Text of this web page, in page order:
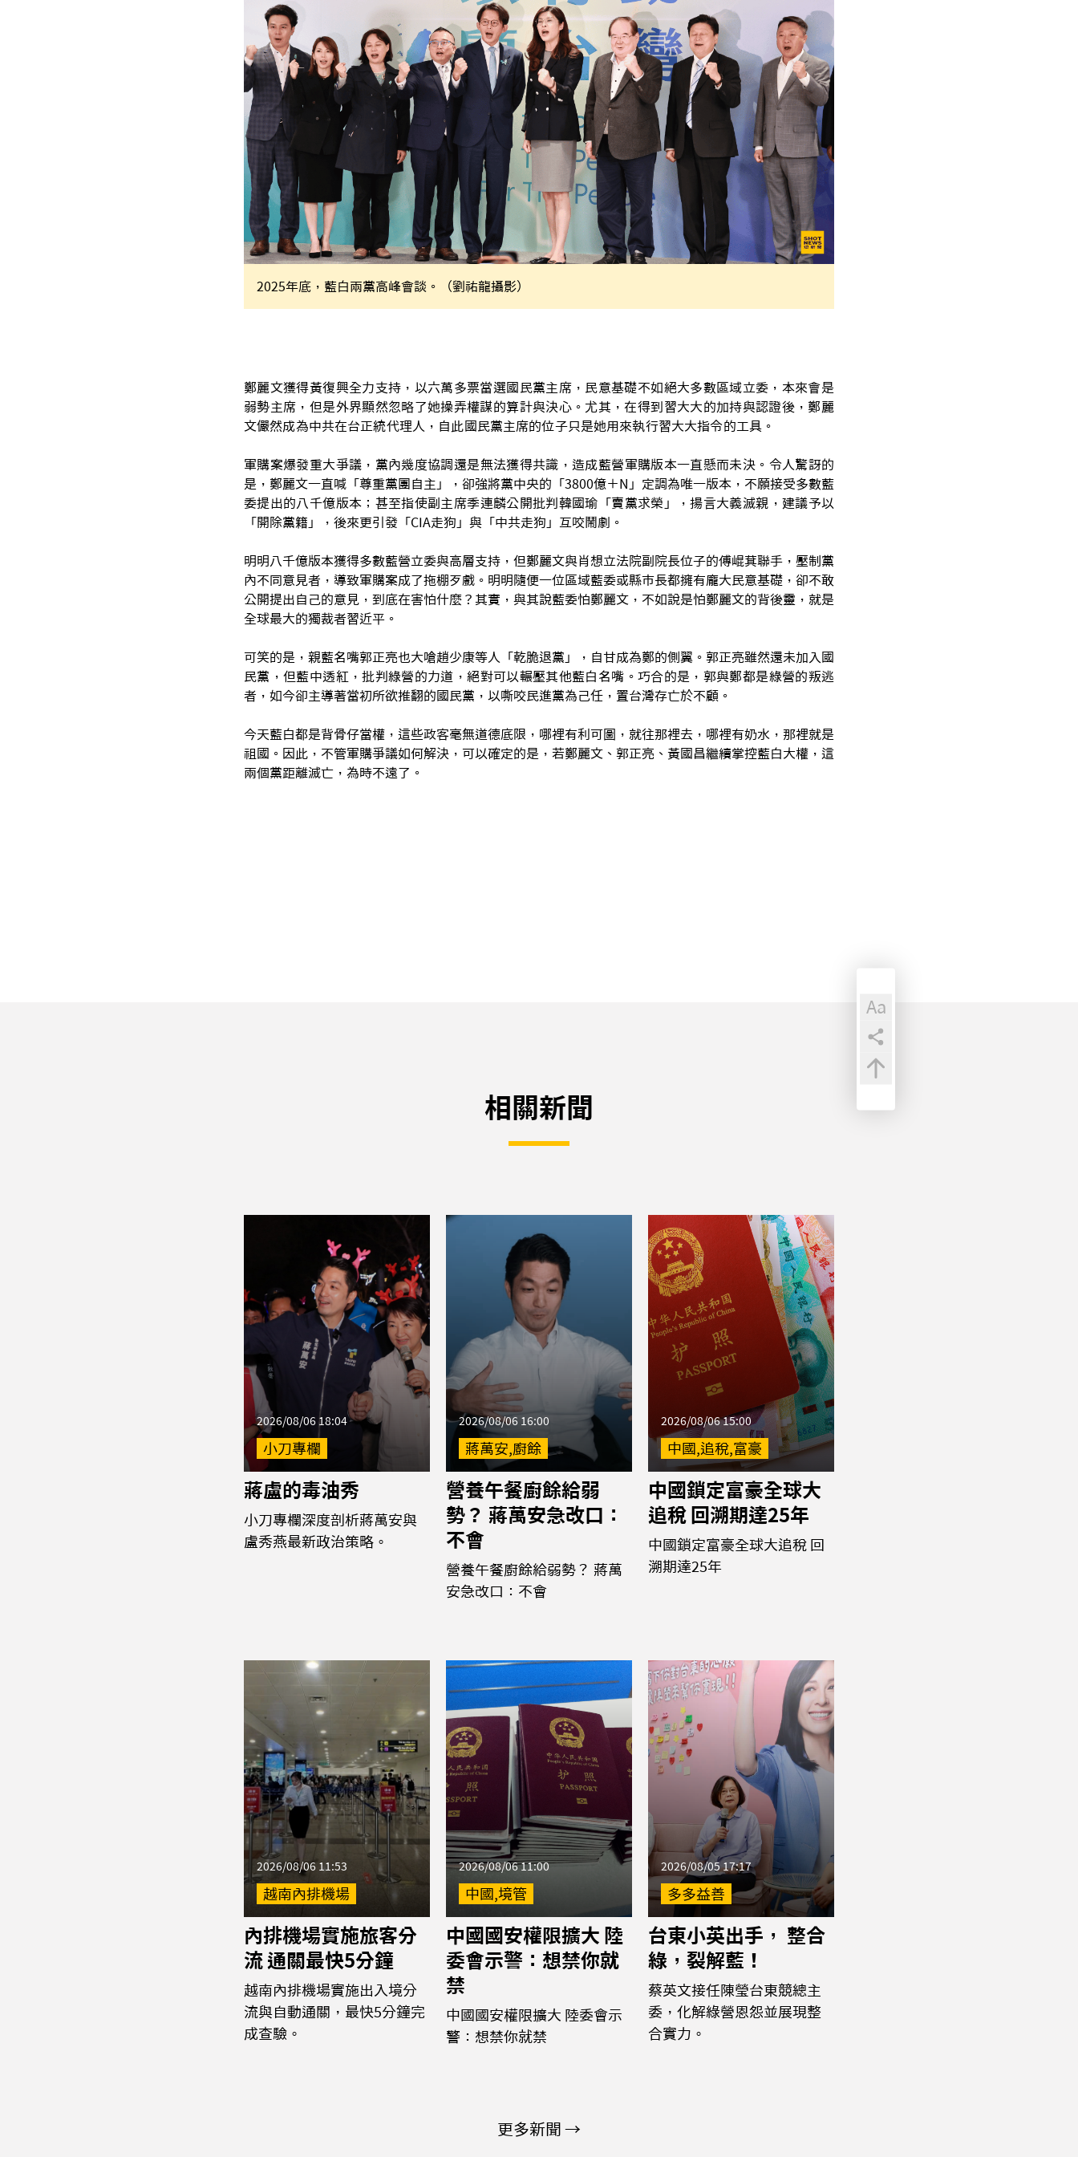
2025年底，藍白兩黨高峰會談。（劉祐龍攝影）
鄭麗文獲得黃復興全力支持，以六萬多票當選國民黨主席，民意基礎不如絕大多數區域立委，本來會是
弱勢主席，但是外界顯然忽略了她操弄權謀的算計與決心。尤其，在得到習大大的加持與認證後，鄭麗
文儼然成為中共在台正統代理人，自此國民黨主席的位子只是她用來執行習大大指令的工具。
軍購案爆發重大爭議，黨內幾度協調還是無法獲得共識，造成藍營軍購版本一直懸而未決。令人驚訝的
是，鄭麗文一直喊「尊重黨團自主」，卻強將黨中央的「3800億＋N」定調為唯一版本，不願接受多數藍
委提出的八千億版本；甚至指使副主席季連麟公開批判韓國瑜「賣黨求榮」，揚言大義滅親，建議予以
「開除黨籍」，後來更引發「CIA走狗」與「中共走狗」互咬鬧劇。
明明八千億版本獲得多數藍營立委與高層支持，但鄭麗文與肖想立法院副院長位子的傅崐萁聯手，壓制黨
內不同意見者，導致軍購案成了拖棚歹戲。明明隨便一位區域藍委或縣市長都擁有龐大民意基礎，卻不敢
公開提出自己的意見，到底在害怕什麼？其實，與其說藍委怕鄭麗文，不如說是怕鄭麗文的背後靈，就是
全球最大的獨裁者習近平。
可笑的是，親藍名嘴郭正亮也大嗆趙少康等人「乾脆退黨」，自甘成為鄭的側翼。郭正亮雖然還未加入國
民黨，但藍中透紅，批判綠營的力道，絕對可以輾壓其他藍白名嘴。巧合的是，郭與鄭都是綠營的叛逃
者，如今卻主導著當初所欲推翻的國民黨，以嘶咬民進黨為己任，置台灣存亡於不顧。
今天藍白都是背骨仔當權，這些政客毫無道德底限，哪裡有利可圖，就往那裡去，哪裡有奶水，那裡就是
祖國。因此，不管軍購爭議如何解決，可以確定的是，若鄭麗文、郭正亮、黃國昌繼續掌控藍白大權，這
兩個黨距離滅亡，為時不遠了。
相關新聞
2026/08/06 18:04
小刀專欄
蔣盧的毒油秀
小刀專欄深度剖析蔣萬安與
盧秀燕最新政治策略。
2026/08/06 16:00
蔣萬安,廚餘
營養午餐廚餘給弱
勢？ 蔣萬安急改口：
不會
營養午餐廚餘給弱勢？ 蔣萬
安急改口：不會
2026/08/06 15:00
中國,追稅,富豪
中國鎖定富豪全球大
追稅 回溯期達25年
中國鎖定富豪全球大追稅 回
溯期達25年
2026/08/06 11:53
越南內排機場
內排機場實施旅客分
流 通關最快5分鐘
越南內排機場實施出入境分
流與自動通關，最快5分鐘完
成查驗。
2026/08/06 11:00
中國,境管
中國國安權限擴大 陸
委會示警：想禁你就
禁
中國國安權限擴大 陸委會示
警：想禁你就禁
2026/08/05 17:17
多多益善
台東小英出手， 整合
綠，裂解藍！
蔡英文接任陳瑩台東競總主
委，化解綠營恩怨並展現整
合實力。
更多新聞 →
Aa